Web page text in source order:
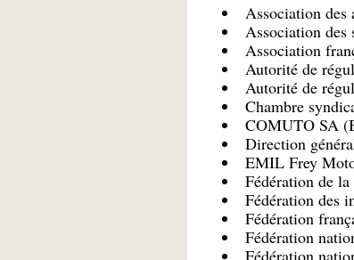
Association des
Association des
Association
Autorité de
Autorité de
Chambre
COMUTO SA
Direction
EMIL Frey
Fédération de
Fédération des
Fédération
Fédération
Fédération